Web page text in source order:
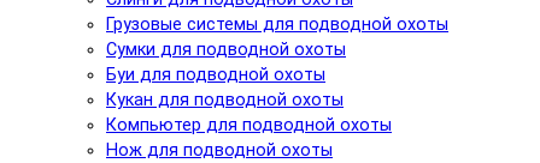
Грузовые системы для подводной охоты
Сумки для подводной охоты
Буи для подводной охоты
Кукан для подводной охоты
Компьютер для подводной охоты
Нож для подводной охоты